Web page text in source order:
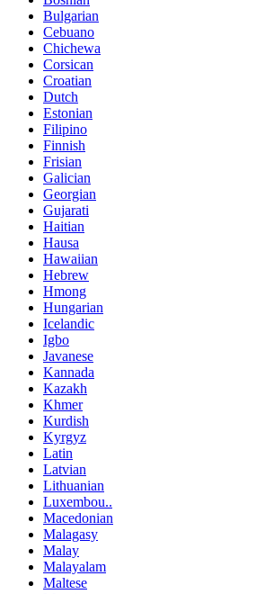
Bulgarian
Cebuano
Chichewa
Corsican
Croatian
Dutch
Estonian
Filipino
Finnish
Frisian
Galician
Georgian
Gujarati
Haitian
Hausa
Hawaiian
Hebrew
Hmong
Hungarian
Icelandic
Igbo
Javanese
Kannada
Kazakh
Khmer
Kurdish
Kyrgyz
Latin
Latvian
Lithuanian
Luxembou..
Macedonian
Malagasy
Malay
Malayalam
Maltese